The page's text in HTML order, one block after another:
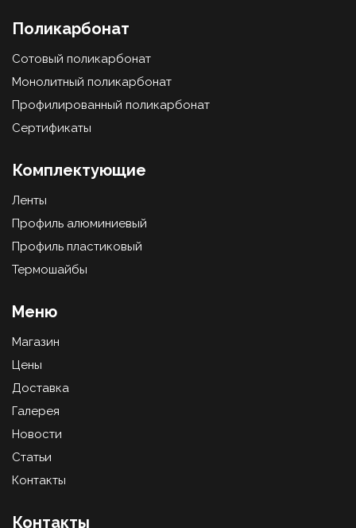
Поликарбонат
Сотовый поликарбонат
Монолитный поликарбонат
Профилированный поликарбонат
Сертификаты
Комплектующие
Ленты
Профиль алюминиевый
Профиль пластиковый
Термошайбы
Меню
Магазин
Цены
Доставка
Галерея
Новости
Статьи
Контакты
Контакты